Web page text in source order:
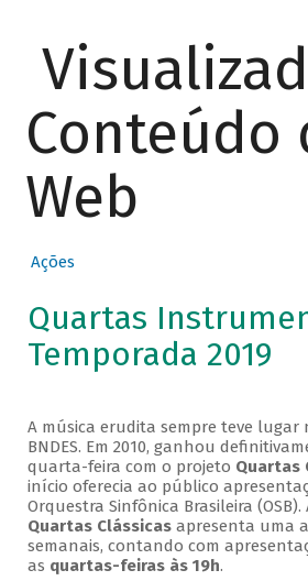
Conteúdo
Web
Ações
Quartas
Temporada 2019
A música erudita sempre teve lugar
BNDES. Em 2010, ganhou
quarta-feira com o projeto Quartas
início oferecia ao público
Orquestra Sinfônica Brasileira
Quartas Clássicasapresenta uma
semanais, contando com
as quartas-feiras às 19h.